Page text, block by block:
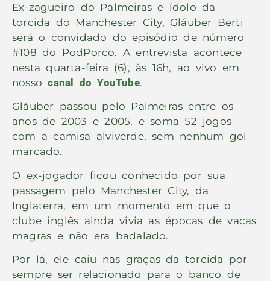
Ex-zagueiro do Palmeiras e ídolo da
torcida do Manchester City, Gláuber Berti
será o convidado do episódio de número
#108 do PodPorco. A entrevista acontece
nesta quarta-feira (6), às 16h, ao vivo em
nossocanal do YouTube.
Gláuber passou pelo Palmeiras entre os
anos de 2003 e 2005, e soma 52 jogos
com a camisa alviverde, sem nenhum gol
marcado.
O ex-jogador ficou conhecido por sua
passagem pelo Manchester City, da
Inglaterra, em um momento em que o
clube inglês ainda vivia as épocas de vacas
magras e não era badalado.
Por lá, ele caiu nas graças da torcida por
sempre ser relacionado para o banco de